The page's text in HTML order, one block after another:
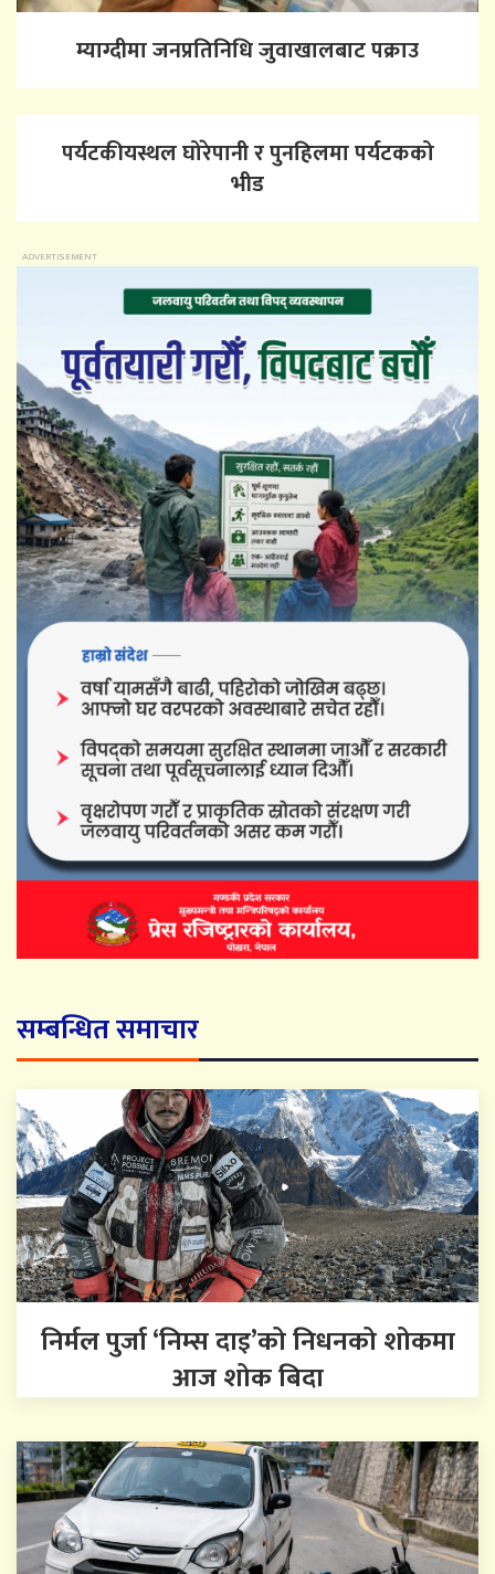
म्याग्दीमा जनप्रतिनिधि जुवाखालबाट पक्राउ
पर्यटकीयस्थल घोरेपानी र पुनहिलमा पर्यटकको
भीड
सम्बन्धित समाचार
निर्मल पुर्जा ‘निम्स दाइ’को निधनको शोकमा
आज शोक बिदा